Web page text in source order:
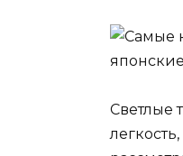
Светлые